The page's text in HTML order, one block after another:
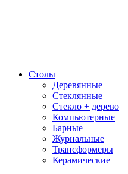
Столы
Деревянные
Стеклянные
Стекло + дерево
Компьютерные
Барные
Журнальные
Трансформеры
Керамические